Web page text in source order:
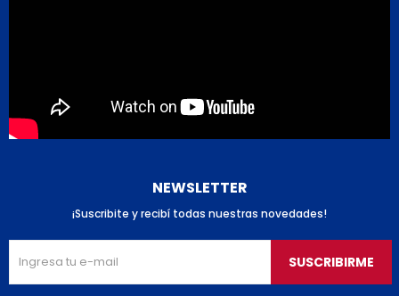
NEWSLETTER
¡Suscribite y recibí todas nuestras novedades!
SUSCRIBIRME